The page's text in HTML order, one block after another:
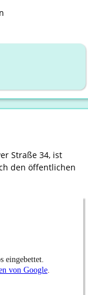
Straße 34, ist
den öffentlichen
eingebettet.
von Google.